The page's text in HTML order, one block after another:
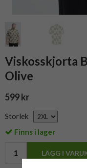
Viskosskjorta
Olive
599 kr
Storlek
Finns i lager
LÄGG I